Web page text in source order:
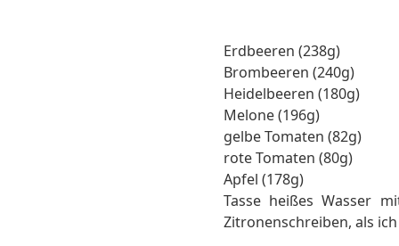
Erdbeeren (238g)
Brombeeren (240g)
Heidelbeeren (180g)
Melone (196g)
gelbe Tomaten (82g)
rote Tomaten (80g)
Apfel (178g)
Tasse heißes Wasser
Zitronenschreiben, als